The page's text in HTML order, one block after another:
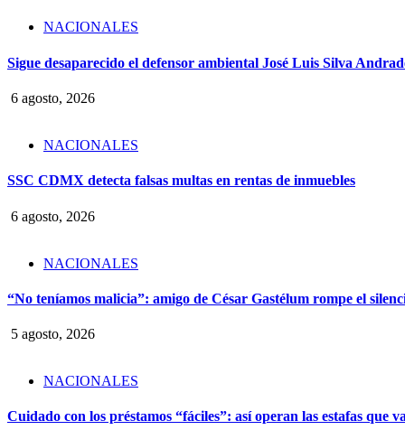
NACIONALES
Sigue desaparecido el defensor ambiental José Luis Silva
6 agosto, 2026
NACIONALES
SSC CDMX detecta falsas multas en rentas de inmuebles
6 agosto, 2026
NACIONALES
“No teníamos malicia”: amigo de César Gastélum rompe el
5 agosto, 2026
NACIONALES
Cuidado con los préstamos “fáciles”: así operan las estafas que